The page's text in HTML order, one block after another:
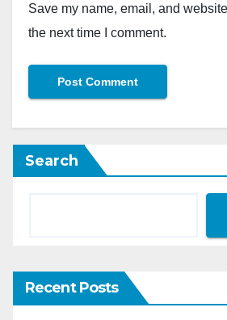
Save my name, email, and
the next time I comment.
Search
Recent Posts